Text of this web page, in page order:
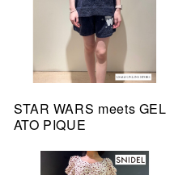
STAR WARS meets GEL
ATO PIQUE